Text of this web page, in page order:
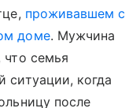
проживавшем с
доме. Мужчина
что семья
ситуации, когда
после